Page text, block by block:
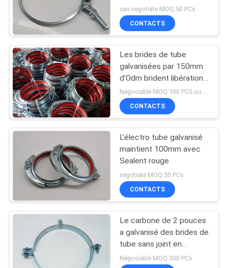
CONTRÔLE
DE
QUALITÉ
NOUS
CONTACTER
NOUVELLES
LES
AFFAIRES
PLAN
SITE
des brides de tube
can negotiate MOQ:50 PCs
CONTACTS
Les brides de tube
galvanisées par 150mm
d'Odm brident libération
rapide de qualité
d'agrafe de serrure
enveloppée par
Négociable MOQ:100 PCS ou négociation
CONTACTS
L'électro tube galvanisé
maintient 100mm avec
Sealent rouge
negotiate MOQ:50 PCs
CONTACTS
Le carbone de 2 pouces
a galvanisé des brides de
tube sans joint en
caoutchouc de scellage
Négociable MOQ:300 PCs